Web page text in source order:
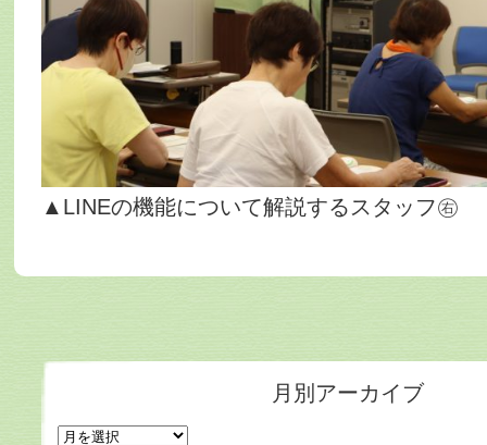
▲LINEの機能について解説するスタッフ㊨
月別アーカイブ